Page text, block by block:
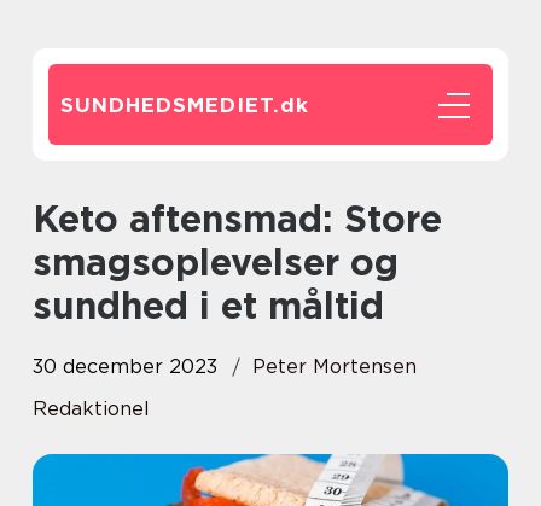
SUNDHEDSMEDIET.dk
Keto aftensmad: Store
smagsoplevelser og
sundhed i et måltid
30 december 2023
Peter Mortensen
Redaktionel